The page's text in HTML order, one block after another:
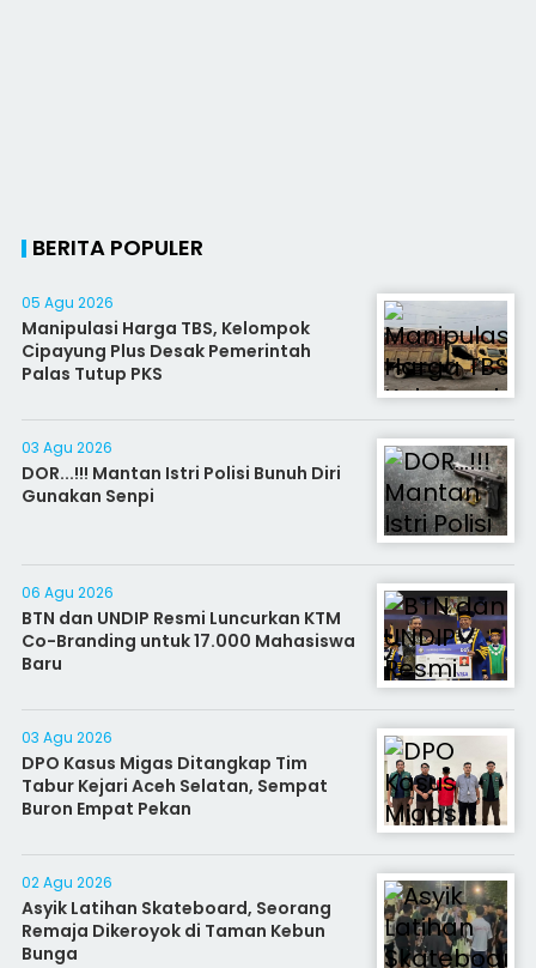
BERITA POPULER
05 Agu 2026
Manipulasi Harga TBS, Kelompok
Cipayung Plus Desak Pemerintah
Palas Tutup PKS
03 Agu 2026
DOR...!!! Mantan Istri Polisi Bunuh Diri
Gunakan Senpi
06 Agu 2026
BTN dan UNDIP Resmi Luncurkan KTM
Co-Branding untuk 17.000 Mahasiswa
Baru
03 Agu 2026
DPO Kasus Migas Ditangkap Tim
Tabur Kejari Aceh Selatan, Sempat
Buron Empat Pekan
02 Agu 2026
Asyik Latihan Skateboard, Seorang
Remaja Dikeroyok di Taman Kebun
Bunga